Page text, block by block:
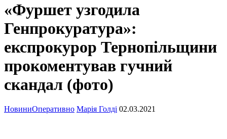
«Фуршет узгодила
Генпрокуратура»:
експрокурор Тернопільщини
прокоментував гучний
скандал (фото)
НовиниОперативно Марія Голді 02.03.2021